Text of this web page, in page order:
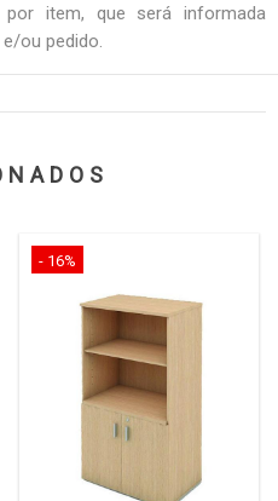
por item, que será informada
ou pedido.
- 16%